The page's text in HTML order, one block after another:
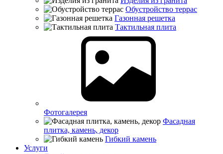
Обустройство террас
Газонная решетка
Тактильная плита
Фотогалерея
Фасадная
плитка, камень, декор
Гибкий камень
Услуги